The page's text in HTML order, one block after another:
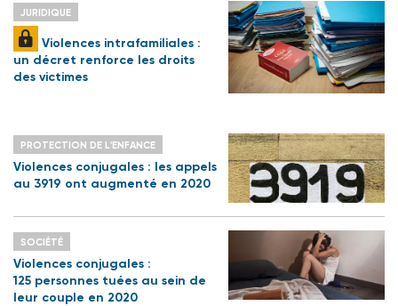
JURIDIQUE
Violences intrafamiliales :
un décret renforce les droits
des victimes
PROTECTION DE L'ENFANCE
Violences conjugales : les appels
au 3919 ont augmenté en 2020
SOCIÉTÉ
Violences conjugales :
125 personnes tuées au sein de
leur couple en 2020